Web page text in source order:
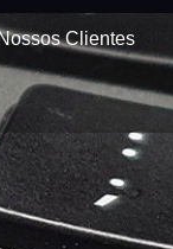
Clientes